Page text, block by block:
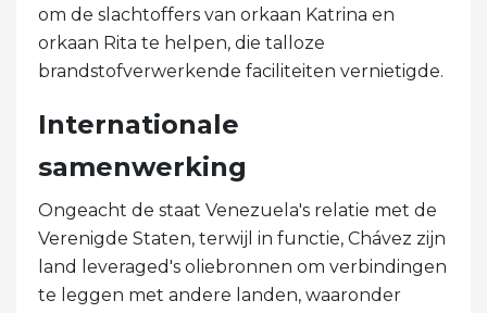
om de slachtoffers van orkaan Katrina en
orkaan Rita te helpen, die talloze
brandstofverwerkende faciliteiten vernietigde.
Internationale
samenwerking
Ongeacht de staat Venezuela's relatie met de
Verenigde Staten, terwijl in functie, Chávez zijn
land leveraged's oliebronnen om verbindingen
te leggen met andere landen, waaronder